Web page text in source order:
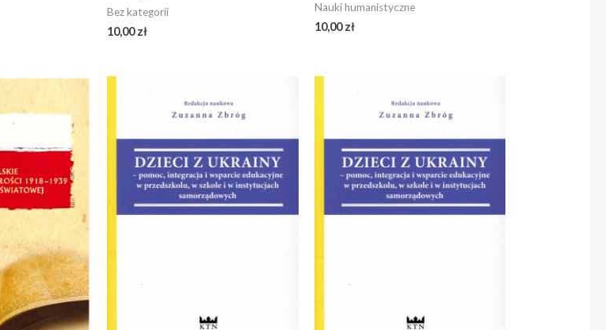
Bez kategorii
10,00zł
Nauki humanistyczne
10,00zł